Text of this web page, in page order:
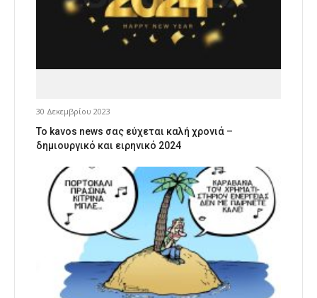
30 Δεκεμβρίου 2023
Το kavos news σας εύχεται καλή χρονιά –
δημιουργικό και ειρηνικό 2024